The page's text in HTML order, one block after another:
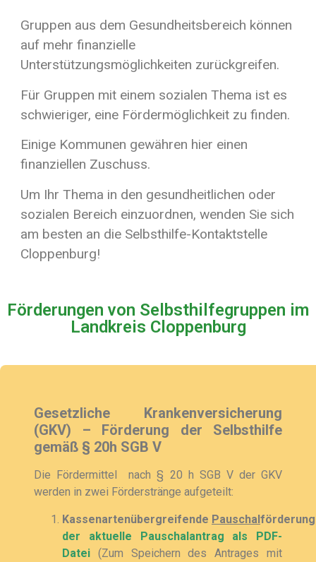
Gruppen aus dem Gesundheitsbereich können
auf mehr finanzielle
Unterstützungsmöglichkeiten zurückgreifen.
Für Gruppen mit einem sozialen Thema ist es
schwieriger, eine Fördermöglichkeit zu finden.
Einige Kommunen gewähren hier einen
finanziellen Zuschuss.
Um Ihr Thema in den gesundheitlichen oder
sozialen Bereich einzuordnen, wenden Sie sich
am besten an die Selbsthilfe-Kontaktstelle
Cloppenburg!
Förderungen von Selbsthilfegruppen im
Landkreis Cloppenburg
Gesetzliche Krankenversicherung
(GKV) – Förderung der Selbsthilfe
gemäß § 20h SGB V
Die Fördermittel nach § 20 h SGB V der GKV
werden in zwei Förderstränge aufgeteilt:
Kassenartenübergreifende Pauschal
der aktuelle Pauschalantrag als PDF-
Datei (Zum Speichern des Antrages mit